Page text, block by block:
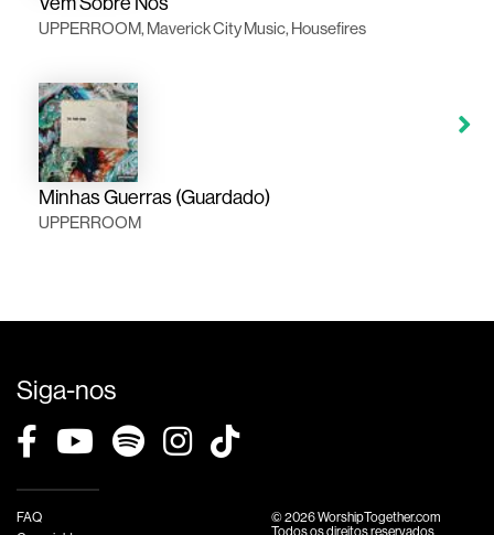
UPPERROOM, Maverick City Music, Housefires
Minhas Guerras (Guardado)
UPPERROOM
Siga-nos
FAQ
© 2026 WorshipTogether.com
Todos os direitos reservados